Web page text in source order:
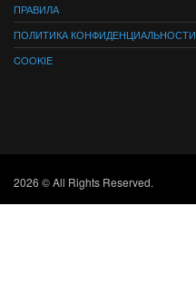
ПРАВИЛА
ПОЛИТИКА КОНФИДЕНЦИАЛЬНОСТИ
COOKIE
2026 © All Rights Reserved.